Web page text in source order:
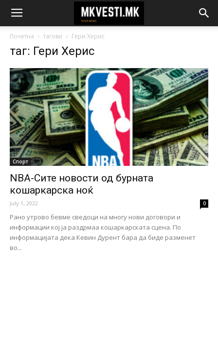
Почетна тагови Гери Херис
таг: Гери Херис
Спорт
NBA-Сите новости од бурната
кошаркарска ноќ
July 1, 2022 0
Рано утрово бевме сведоци на многу нови договори и
информации кој ја раздрмаа кошаркарската сцена. По
информацијата дека Кевин Дурент бара да биде разменет
во...